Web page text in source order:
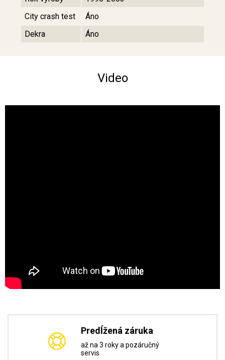
City crash test
Áno
Dekra
Áno
Video
Predĺžená záruka
až na 3 roky a pozáručný
servis